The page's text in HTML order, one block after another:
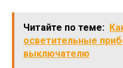
Читайте по теме:
осветительные
выключателю